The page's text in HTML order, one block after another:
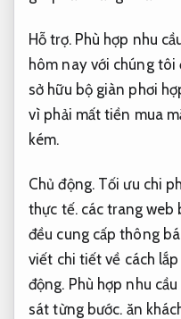
Hỗ trợ. Phù hợp nhu
hôm nay với chúng
sở hữu bộ giàn phơi
vì phải mất tiền mua
kém.
Chủ động. Tối ưu chi
thực tế.các trang web
đều cung cấp thông
viết chi tiết về cách
động. Phù hợp nhu
sát từng bước. ăn